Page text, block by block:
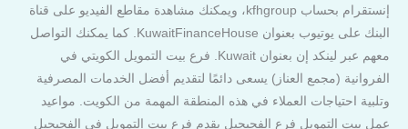
إنستقرام بحساب kfhgroup، ويمكنك مشاهدة مقاطع الفيديو على قناة
البنك على يوتيوب بعنوان KuwaitFinanceHouse. كما يمكنك التواصل
معهم عبر لينكد إن بعنوان Kuwait. فرع بيت التمويل الكويتي في
الفروانية (مجمع العناز) يسعى دائمًا لتقديم أفضل الخدمات المصرفية
وتلبية احتياجات العملاء في هذه المنطقة المهمة من الكويت. مواعيد
عمل بيت التمويل فرع الفحيحيل يقدم فرع بيت التمويل في الفحيحيل